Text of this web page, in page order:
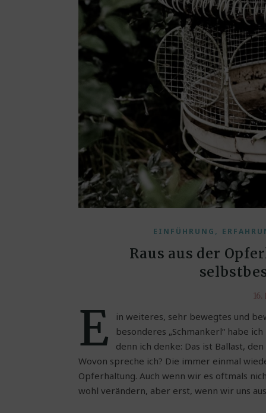
EINFÜHRUNG ,
Raus aus der
E
in weiteres, sehr bewegtes und
besonderes „Schmankerl“ habe
denn ich denke: Das ist Ballast,
Wovon spreche ich? Die immer einmal
Opferhaltung. Auch wenn wir es oftmals
wohl verändern, aber erst, wenn wir uns